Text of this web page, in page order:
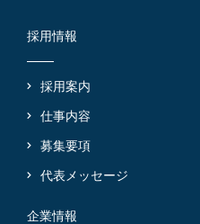
採用情報
採用案内
仕事内容
募集要項
代表メッセージ
企業情報